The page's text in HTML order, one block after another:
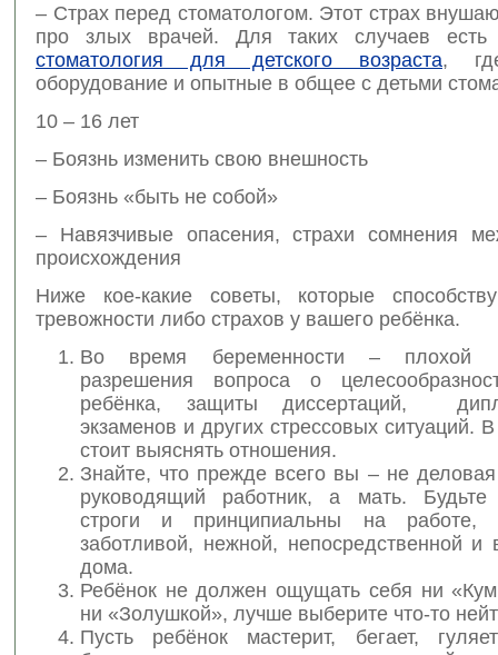
– Страх перед стоматологом. Этот страх
про злых врачей. Для таких случаев есть
стоматология для детского возраста,
оборудование и опытные в общее с детьми
10 – 16 лет
– Боязнь изменить свою внешность
– Боязнь «быть не собой»
– Навязчивые опасения, страхи сомнения
происхождения
Ниже кое-какие советы, которые
тревожности либо страхов у вашего ребёнка.
Во время беременности – плохой
разрешения вопроса о
ребёнка, защиты диссертаций,
экзаменов и других стрессовых ситуаций.
стоит выяснять отношения.
Знайте, что прежде всего вы – не
руководящий работник, а мать. Будьте
строги и принципиальны на
заботливой, нежной, непосредственной и
дома.
Ребёнок не должен ощущать себя ни
ни «Золушкой», лучше выберите что-то
Пусть ребёнок мастерит, бегает,